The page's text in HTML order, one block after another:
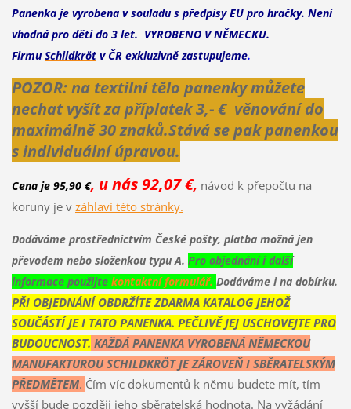
Panenka je vyrobena v souladu s předpisy EU pro hračky. Není
vhodná pro děti do 3 let. VYROBENO V NĚMECKU.
FirmuSchildkrötv ČR exkluzivně zastupujeme.
POZOR: na textilní tělo panenky můžete
nechat vyšít za příplatek 3,- € věnování do
maximálně 30 znaků.Stává se pak panenkou
s individuální úpravou.
Cena je 95,90 €, u nás 92,07 €, návod k přepočtu na
koruny je v záhlaví této stránky.
Dodáváme prostřednictvím České pošty, platba možná jen
převodem nebo složenkou typu A. Pro objednání i další
informace použijte kontaktní formulář. Dodáváme i na dobírku.
PŘI OBJEDNÁNÍ OBDRŽÍTE ZDARMA KATALOG JEHOŽ
SOUČÁSTÍ JE I TATO PANENKA. PEČLIVĚ JEJ USCHOVEJTE PRO
BUDOUCNOST. KAŽDÁ PANENKA VYROBENÁ NĚMECKOU
MANUFAKTUROU SCHILDKRÖT JE ZÁROVEŇ I SBĚRATELSKÝM
PŘEDMĚTEM. Čím víc dokumentů k němu budete mít, tím
vyšší bude později jeho sběratelská hodnota. Na vyžádání